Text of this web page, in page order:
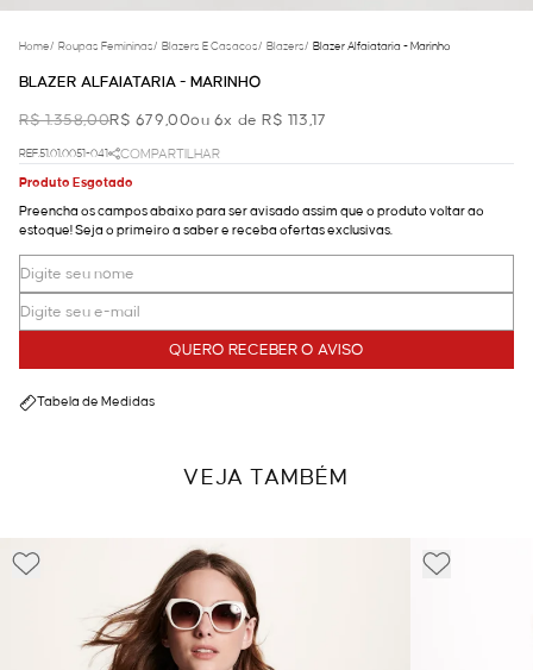
Home/ Roupas Femininas/ Blazers E Casacos/ Blazers/ Blazer Alfaiataria - Marinho
BLAZER ALFAIATARIA - MARINHO
R$ 1.358,00R$ 679,00ou 6x de R$ 113,17
REF.51.01.0051-041
COMPARTILHAR
Produto Esgotado
Preencha os campos abaixo para ser avisado assim que o produto voltar ao
estoque! Seja o primeiro a saber e receba ofertas exclusivas.
QUERO RECEBER O AVISO
Tabela de Medidas
VEJA TAMBÉM